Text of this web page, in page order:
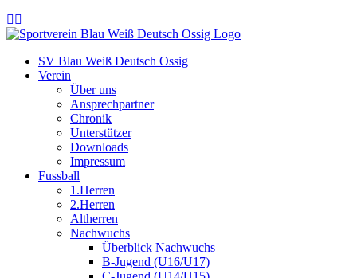
SV Blau Weiß Deutsch Ossig
Verein
Über uns
Ansprechpartner
Chronik
Unterstützer
Downloads
Impressum
Fussball
1.Herren
2.Herren
Altherren
Nachwuchs
Überblick Nachwuchs
B-Jugend (U16/U17)